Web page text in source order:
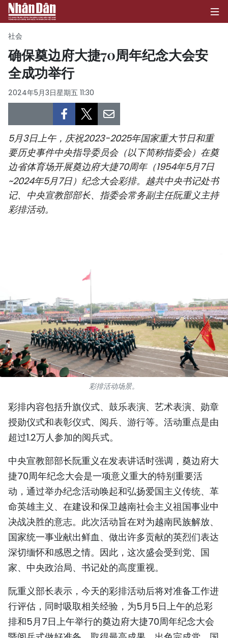
政治
经济
社会
环保
文化
史海
多功能媒体
图表新闻
图库
视频
人民报社简介
TIẾNG VIỆT
ENGLISH
FRANÇAIS
РУССКИЙ
ESPAÑOL
社会
确保奠边府大捷70周年纪念大会安
全成功举行
2024年5月3日星期五 11:30
5月3日上午，庆祝2023-2025年国家重大节日和重
要历史事件中央指导委员会（以下简称指委会）在奠
边省体育场开展奠边府大捷70周年（1954年5月7日
~2024年5月7日）纪念大会彩排。越共中央书记处书
记、中央宣教部部长、指委会常务副主任阮重义主持
彩排活动。
彩排活动场景。
彩排内容包括升旗仪式、鼓乐表演、艺术表演、勋章
授勋仪式和表彰仪式、阅兵、游行等。活动重点是由
超过1.2万人参加的阅兵式。
中央宣教部部长阮重义在发表讲话时强调，奠边府大
捷70周年纪念大会是一项意义重大的特别重要活
动，通过举办纪念活动唤起和弘扬爱国主义传统、革
命英雄主义、在建设和保卫越南社会主义祖国事业中
决战决胜的意志。此次活动旨在对为越南民族解放、
国家统一事业献出鲜血、做出许多贡献的英烈们表达
深切缅怀和感恩之情。因此，这次盛会受到党、国
家、中央政治局、书记处的高度重视。
阮重义部长表示，今天的彩排活动后将对准备工作进
行评估，同时吸取相关经验，为5月5日上午的总彩
排和5月7日上午举行的奠边府大捷70周年纪念大会